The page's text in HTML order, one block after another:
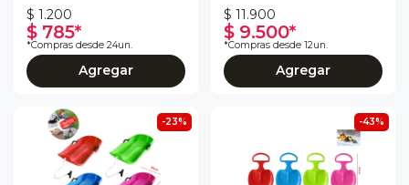
$ 1.200
$ 785*
*Compras desde 24un.
Agregar
$ 11.900
$ 9.500*
*Compras desde 12un.
Agregar
-23% -43%